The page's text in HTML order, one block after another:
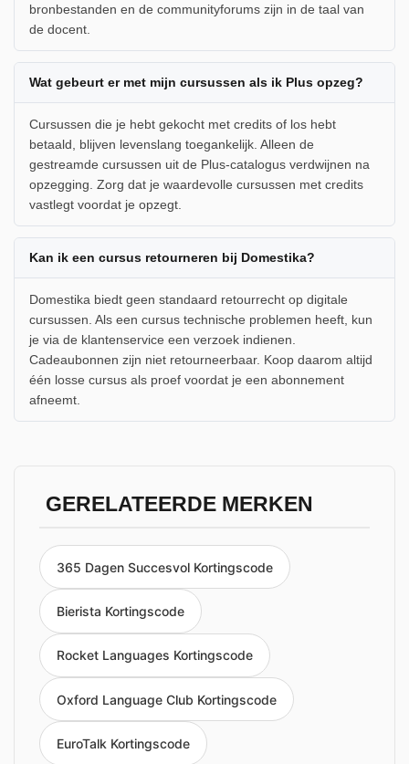
bronbestanden en de communityforums zijn in de taal van
de docent.
Wat gebeurt er met mijn cursussen als ik Plus opzeg?
Cursussen die je hebt gekocht met credits of los hebt
betaald, blijven levenslang toegankelijk. Alleen de
gestreamde cursussen uit de Plus-catalogus verdwijnen na
opzegging. Zorg dat je waardevolle cursussen met credits
vastlegt voordat je opzegt.
Kan ik een cursus retourneren bij Domestika?
Domestika biedt geen standaard retourrecht op digitale
cursussen. Als een cursus technische problemen heeft, kun
je via de klantenservice een verzoek indienen.
Cadeaubonnen zijn niet retourneerbaar. Koop daarom altijd
één losse cursus als proef voordat je een abonnement
afneemt.
GERELATEERDE MERKEN
365 Dagen Succesvol Kortingscode
Bierista Kortingscode
Rocket Languages Kortingscode
Oxford Language Club Kortingscode
EuroTalk Kortingscode